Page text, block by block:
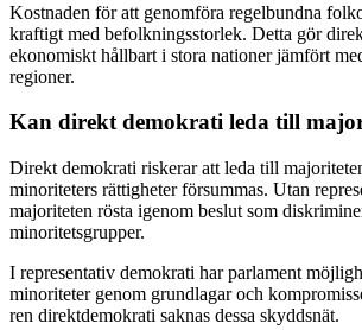
Kostnaden för att genomföra regelbundna
kraftigt med befolkningsstorlek. Detta gör
ekonomiskt hållbart i stora nationer jämfört
regioner.
Kan direkt demokrati leda till
Direkt demokrati riskerar att leda till
minoriteters rättigheter försummas. Utan
majoriteten rösta igenom beslut som
minoritetsgrupper.
I representativ demokrati har parlament
minoriteter genom grundlagar och
ren direktdemokrati saknas dessa skyddsnät.